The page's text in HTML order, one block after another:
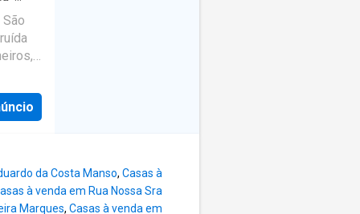
da Costa Manso, Casas à
à venda em Rua Nossa Sra
Marques, Casas à venda em